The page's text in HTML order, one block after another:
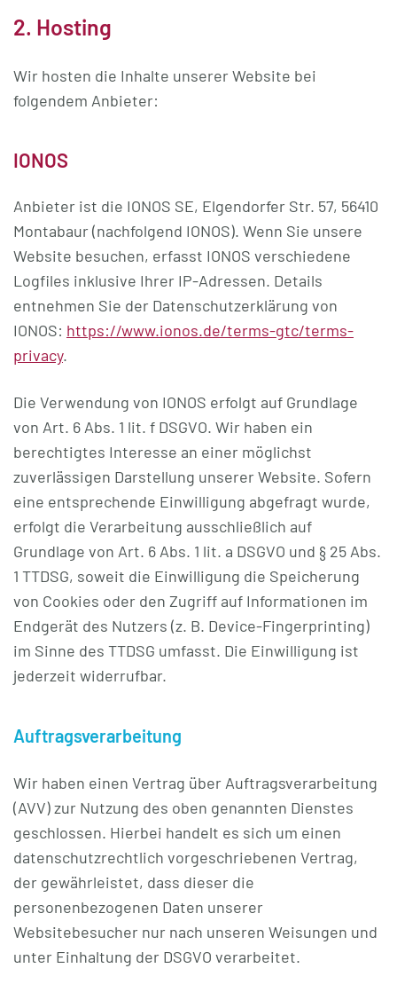
2. Hosting
Wir hosten die Inhalte unserer Website bei
folgendem Anbieter:
IONOS
Anbieter ist die IONOS SE, Elgendorfer Str. 57, 56410
Montabaur (nachfolgend IONOS). Wenn Sie unsere
Website besuchen, erfasst IONOS verschiedene
Logfiles inklusive Ihrer IP-Adressen. Details
entnehmen Sie der Datenschutzerklärung von
IONOS: https://www.ionos.de/terms-gtc/terms-
privacy.
Die Verwendung von IONOS erfolgt auf Grundlage
von Art. 6 Abs. 1 lit. f DSGVO. Wir haben ein
berechtigtes Interesse an einer möglichst
zuverlässigen Darstellung unserer Website. Sofern
eine entsprechende Einwilligung abgefragt wurde,
erfolgt die Verarbeitung ausschließlich auf
Grundlage von Art. 6 Abs. 1 lit. a DSGVO und § 25 Abs.
1 TTDSG, soweit die Einwilligung die Speicherung
von Cookies oder den Zugriff auf Informationen im
Endgerät des Nutzers (z. B. Device-Fingerprinting)
im Sinne des TTDSG umfasst. Die Einwilligung ist
jederzeit widerrufbar.
Auftragsverarbeitung
Wir haben einen Vertrag über Auftragsverarbeitung
(AVV) zur Nutzung des oben genannten Dienstes
geschlossen. Hierbei handelt es sich um einen
datenschutzrechtlich vorgeschriebenen Vertrag,
der gewährleistet, dass dieser die
personenbezogenen Daten unserer
Websitebesucher nur nach unseren Weisungen und
unter Einhaltung der DSGVO verarbeitet.